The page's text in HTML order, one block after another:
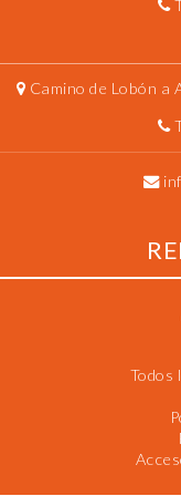
Camino de Lobón a
Todos